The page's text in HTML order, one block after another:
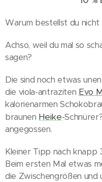
Warum bestellst du nicht
Achso, weil du mal so
sagen?
Die sind noch etwas
die viola-antraziten Evo
kalorienarmen
braunen Heike-
angegossen.
Kleiner Tipp nach knapp
Beim ersten Mal etwas
die Zwischengrößen und